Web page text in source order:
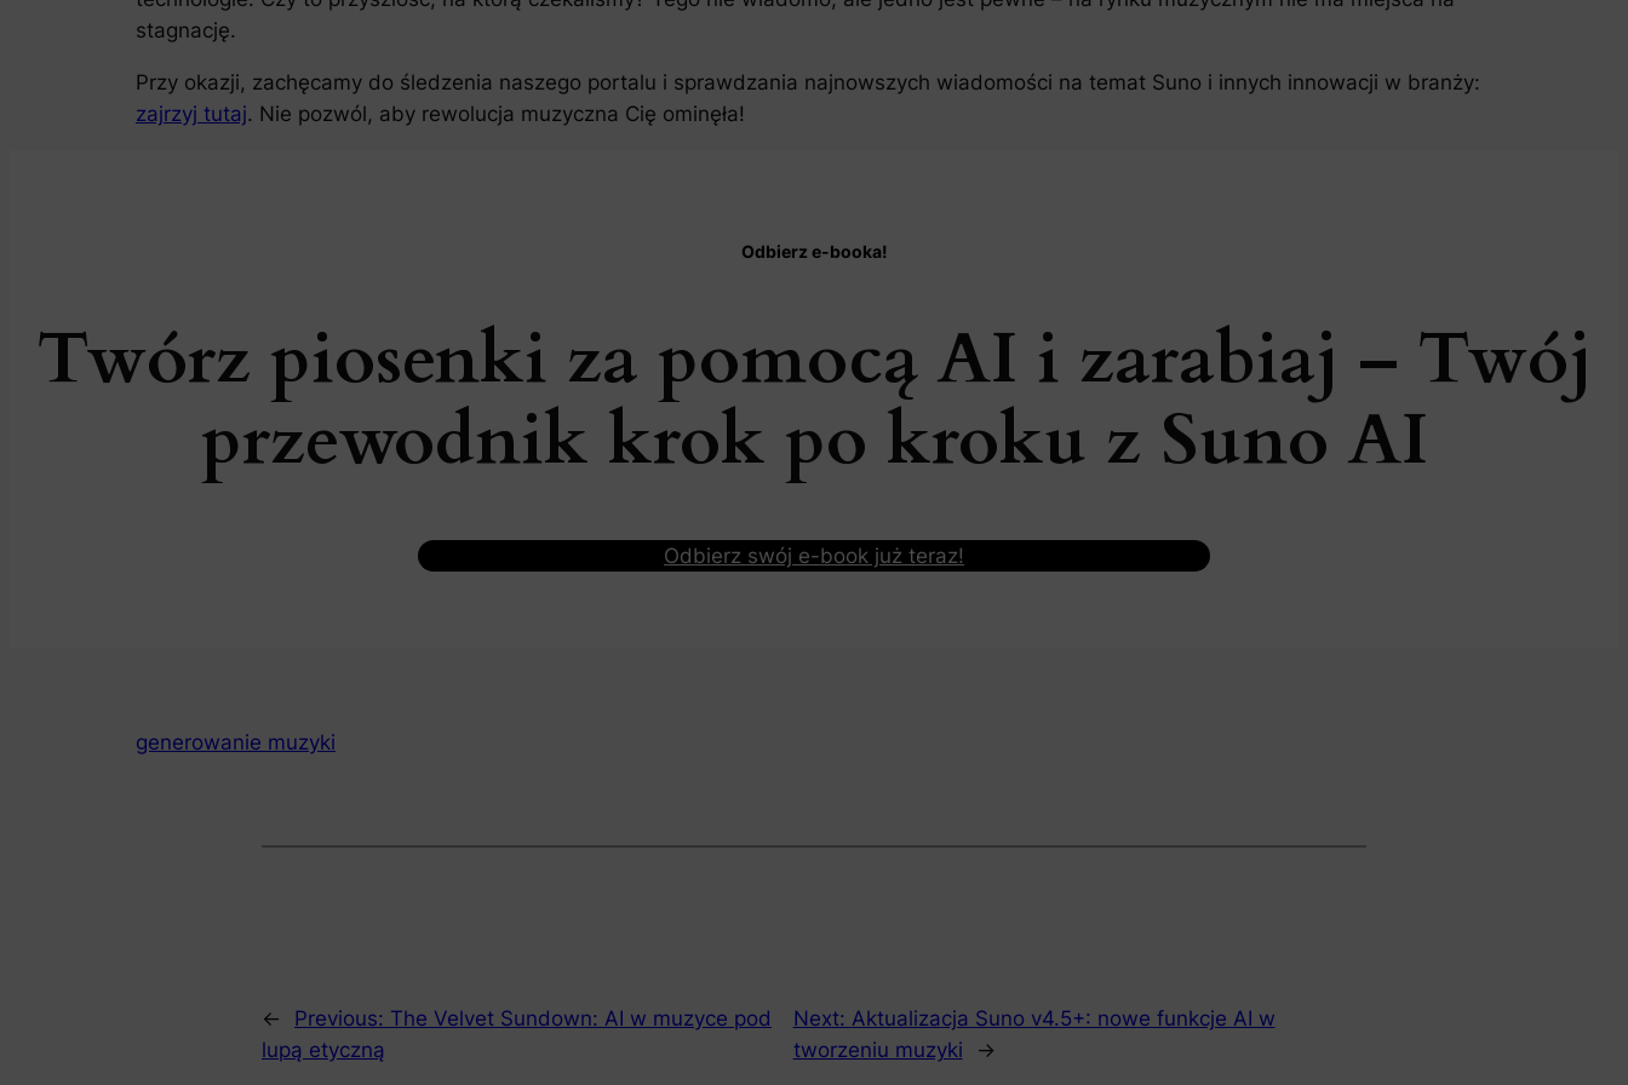
stagnację.
Przy okazji, zachęcamy do śledzenia naszego portalu i sprawdzania najnowszych wiadomości na temat Suno i innych innowacji w branży:
zajrzyj tutaj. Nie pozwól, aby rewolucja muzyczna Cię ominęła!
Odbierz e-booka!
Twórz piosenki za pomocą AI i zarabiaj – Twój
przewodnik krok po kroku z Suno AI
Odbierz swój e-book już teraz!
generowanie muzyki
← Previous: The Velvet Sundown: AI w muzyce pod
lupą etyczną
Next: Aktualizacja Suno v4.5+: nowe funkcje AI w
tworzeniu muzyki
→